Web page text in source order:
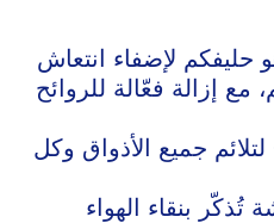
لإضفاء انتعاش
إزالة فعّالة للروائح
لتلائم جميع الأذواق وكل
تُذكّر بنقاء الهواء